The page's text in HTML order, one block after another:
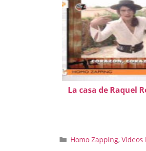
La casa de Raquel
Categorías
Homo Zapping, Vídeos